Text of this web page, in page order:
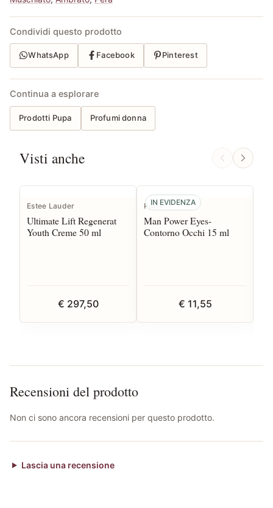
Condividi questo prodotto
WhatsApp Facebook Pinterest
Continua a esplorare
Prodotti Pupa Profumi donna
Visti anche
Estee Lauder
Ultimate Lift Regenerat
Youth Creme 50 ml
€ 297,50
IN EVIDENZA
Pupa
Man Power Eyes-
Contorno Occhi 15 ml
€ 11,55
Recensioni del prodotto
Non ci sono ancora recensioni per questo prodotto.
Lascia una recensione